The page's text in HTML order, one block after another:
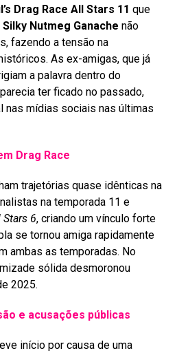
Drag Race All Stars 11 que
Silky Nutmeg Ganache não
fazendo a tensão na
As ex-amigas, que já
a palavra dentro do
ter ficado no passado,
nas mídias sociais nas últimas
Drag Race
trajetórias quase idênticas na
na temporada 11 e
Stars 6, criando um vínculo forte
se tornou amiga rapidamente
ambas as temporadas. No
sólida desmoronou
2025.
e acusações públicas
início por causa de uma